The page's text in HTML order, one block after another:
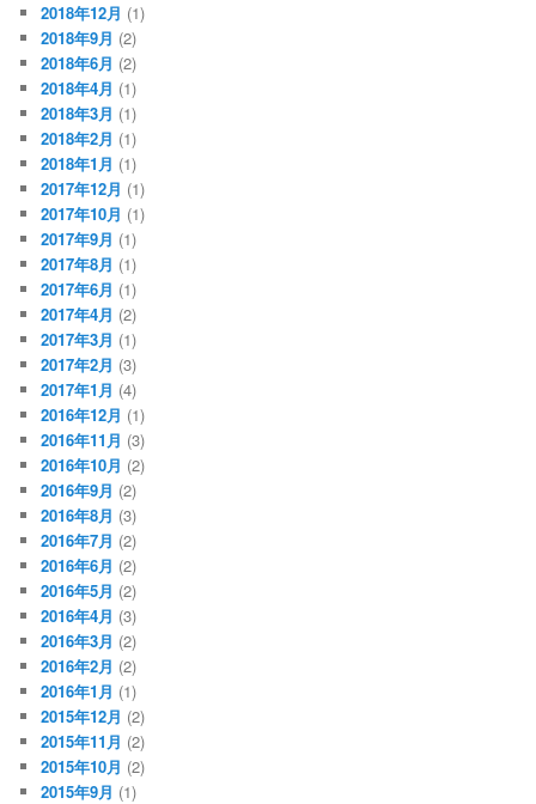
2018年12月 (1)
2018年9月 (2)
2018年6月 (2)
2018年4月 (1)
2018年3月 (1)
2018年2月 (1)
2018年1月 (1)
2017年12月 (1)
2017年10月 (1)
2017年9月 (1)
2017年8月 (1)
2017年6月 (1)
2017年4月 (2)
2017年3月 (1)
2017年2月 (3)
2017年1月 (4)
2016年12月 (1)
2016年11月 (3)
2016年10月 (2)
2016年9月 (2)
2016年8月 (3)
2016年7月 (2)
2016年6月 (2)
2016年5月 (2)
2016年4月 (3)
2016年3月 (2)
2016年2月 (2)
2016年1月 (1)
2015年12月 (2)
2015年11月 (2)
2015年10月 (2)
2015年9月 (1)